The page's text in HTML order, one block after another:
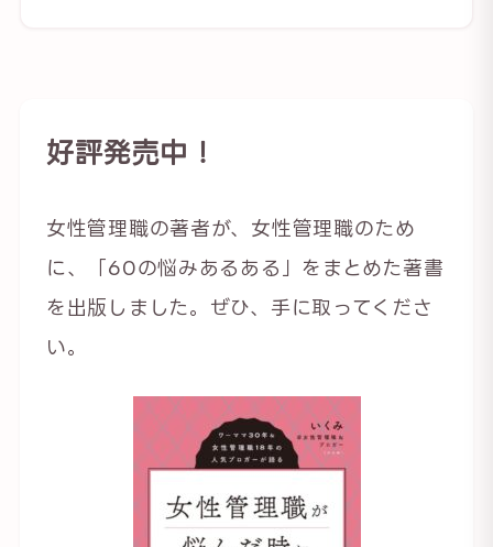
好評発売中！
女性管理職の著者が、女性管理職のため
に、「60の悩みあるある」をまとめた著書
を出版しました。ぜひ、手に取ってくださ
い。